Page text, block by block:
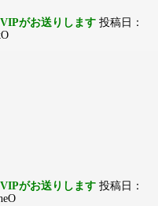
がお送りします 投稿日：
がお送りします 投稿日：